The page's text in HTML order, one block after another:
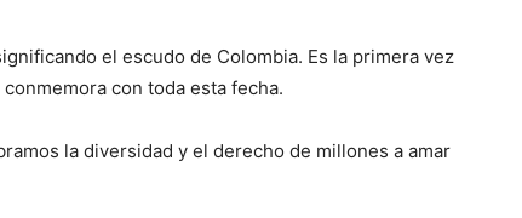
el escudo de Colombia. Es la primera vez
con toda esta fecha.
la diversidad y el derecho de millones a amar